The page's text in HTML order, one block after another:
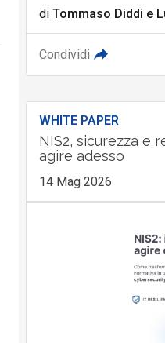
di Tommaso Diddi e
Condividi
WHITE PAPER
NIS2, sicurezza e
agire adesso
14 Mag 2026